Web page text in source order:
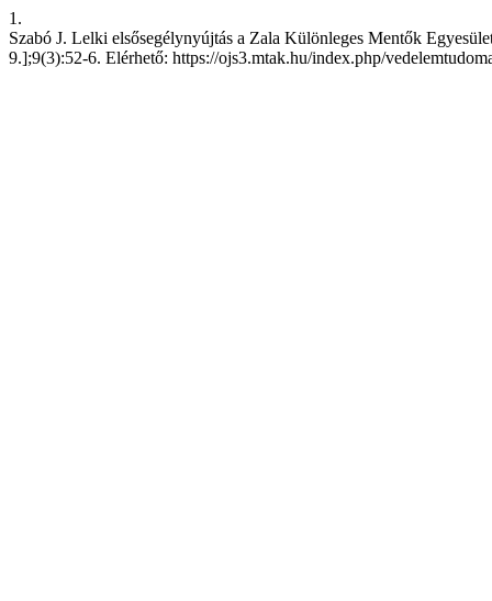
1.
Szabó J. Lelki elsősegélynyújtás a Zala Különleges Mentők
9.];9(3):52-6. Elérhető: https://ojs3.mtak.hu/index.php/